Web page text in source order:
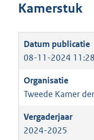
Kamerstuk
08-11-2024 11:28
Tweede Kamer
2024-2025